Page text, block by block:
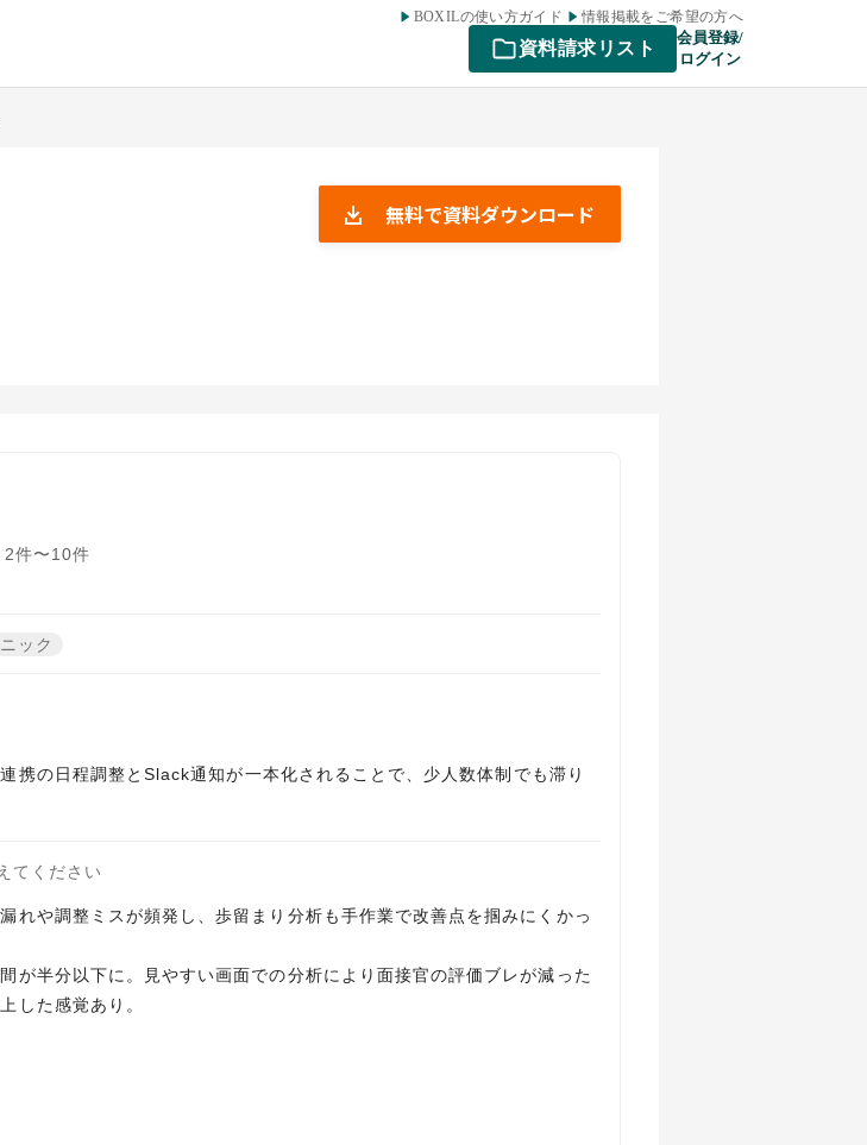
BOXILの使い方ガイド 情報掲載をご希望の方へ
資料請求リスト
会員登録/
ログイン
無料で資料ダウンロード
2件〜10件
ック
携の日程調整とSlack通知が一本化されることで、少人数体制でも滞り
てください
や調整ミスが頻発し、歩留まり分析も手作業で改善点を掴みにくかっ
半分以下に。見やすい画面での分析により面接官の評価ブレが減った
した感覚あり。